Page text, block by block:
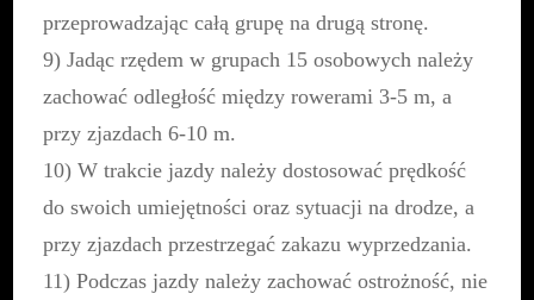
przeprowadzając całą grupę na drugą stronę.
9) Jadąc rzędem w grupach 15 osobowych należy
zachować odległość między rowerami 3-5 m, a
przy zjazdach 6-10 m.
10) W trakcie jazdy należy dostosować prędkość
do swoich umiejętności oraz sytuacji na drodze, a
przy zjazdach przestrzegać zakazu wyprzedzania.
11) Podczas jazdy należy zachować ostrożność, nie